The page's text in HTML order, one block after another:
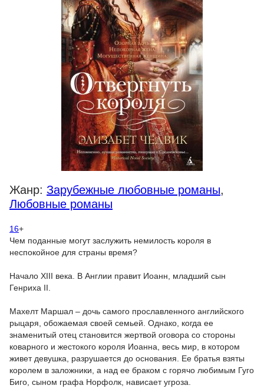
Жанр: Зарубежные любовные романы,
Любовные романы
16+
Чем поданные могут заслужить немилость короля в
неспокойное для страны время?
Начало XIII века. В Англии правит Иоанн, младший сын
Генриха II.
Махелт Маршал – дочь самого прославленного английского
рыцаря, обожаемая своей семьей. Однако, когда ее
знаменитый отец становится жертвой оговора со стороны
коварного и жестокого короля Иоанна, весь мир, в котором
живет девушка, разрушается до основания. Ее братья взяты
королем в заложники, а над ее браком с горячо любимым Гуго
Биго, сыном графа Норфолк, нависает угроза.